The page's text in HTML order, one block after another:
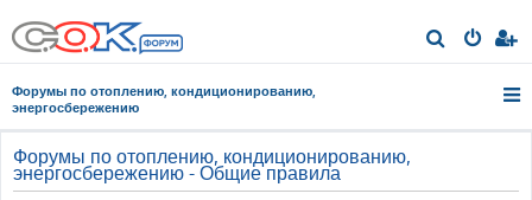
о
Форумы по отоплению, кондиционированию,
энергосбережению
Форумы по отоплению, кондиционированию,
энергосбережению - Общие правила